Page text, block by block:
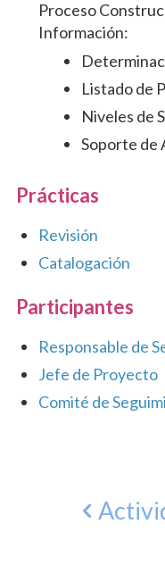
Proceso
Información:
Listado de
Niveles de
Soporte de
Prácticas
Revisión
Catalogación
Participantes
Responsable de
Jefe de Proyecto
Comité de